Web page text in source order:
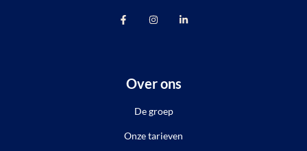
Over ons
De groep
Onze tarieven